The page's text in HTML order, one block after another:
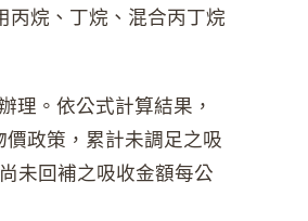
烷、丁烷、混合丙丁烷
。依公式計算結果，
政策，累計未調足之吸
未回補之吸收金額每公